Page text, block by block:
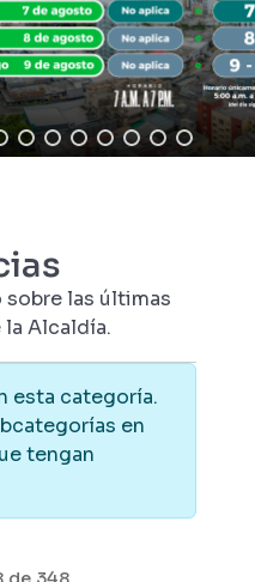
las últimas
Alcaldía.
esta categoría.
en
tengan